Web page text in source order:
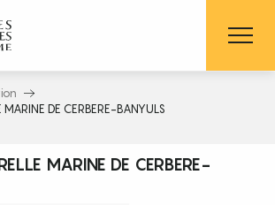
MARINE DE CERBERE-BANYULS
MARINE DE CERBERE-